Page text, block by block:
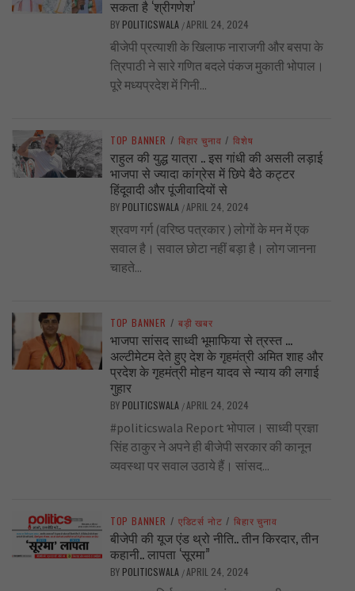
सकता है ‘श्रीगणेश’
BY POLITICSWALA /APRIL 24, 2024
बीजेपी प्रत्याशी के खिलाफ नाराजगी और बसपा के
त्रिपाठी ने सारे गणित बदले पंकज मुकाती भोपाल।
पूरे मध्यप्रदेश में गिनी...
TOP BANNER / बिहार चुनाव / विशेष
राहुल की युद्ध यात्रा .. इस गांधी की असली लड़ाई
भाजपा से ज्यादा कांग्रेस में छिपे बैठे कट्टर
हिंदूवादी और पूंजीवादियों से
BY POLITICSWALA /APRIL 24, 2024
श्रवण गर्ग (वरिष्ठ पत्रकार ) लोगों के मन में एक
सवाल है। सवाल छोटा नहीं बड़ा है। लोग जानना
चाहते...
TOP BANNER / बड़ी खबर
भाजपा सांसद साध्वी भूमाफिया से त्रस्त …
अल्टीमेटम देते हुए देश के गृहमंत्री अमित शाह और
प्रदेश के गृहमंत्री मोहन यादव से न्याय की लगाई
गुहार
BY POLITICSWALA /APRIL 24, 2024
#politicswala Report भोपाल। साध्वी प्रज्ञा
सिंह ठाकुर ने अपने ही बीजेपी सरकार की कानून
व्यवस्था पर सवाल उठाये हैं। सांसद...
TOP BANNER / एडिटर्स नोट / बिहार चुनाव
बीजेपी की यूज एंड थ्रो नीति.. तीन किरदार, तीन
कहानी.. लापता ‘सूरमा”
BY POLITICSWALA /APRIL 24, 2024